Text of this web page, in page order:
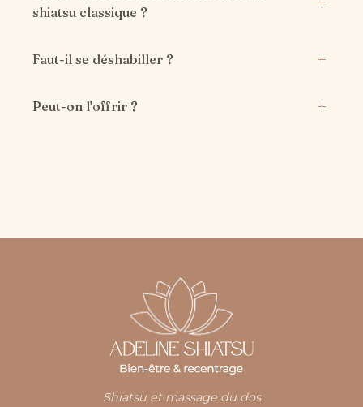
shiatsu classique ?
Faut-il se déshabiller ?
Peut-on l'offrir ?
Shiatsu et massage du dos